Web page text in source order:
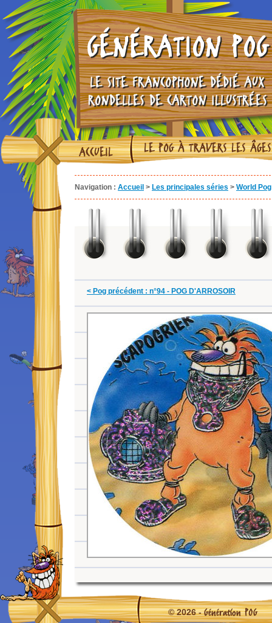
GÉNÉRATION POG
LE SITE FRANCOPHONE DÉDIÉ AUX
RONDELLES DE CARTON ILLUSTRÉES
ACCUEIL LE POG À TRAVERS LES ÂGES
Navigation : Accueil > Les principales séries > World
< Pog précédent : n°94 - POG D'ARROSOIR
© 2026 -Génération POG